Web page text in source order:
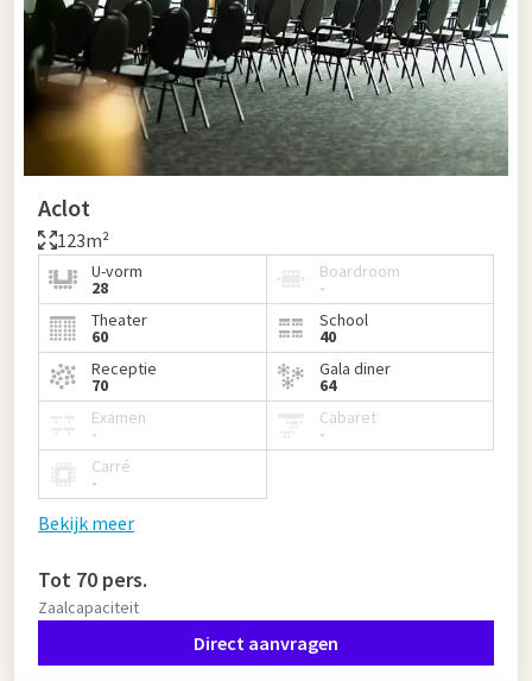
Aclot
123m²
U-vorm
28
Boardroom
-
Theater
60
School
40
Receptie
70
Gala diner
64
Examen
-
Cabaret
-
Carré
-
Bekijk meer
Tot 70 pers.
Zaalcapaciteit
Direct aanvragen